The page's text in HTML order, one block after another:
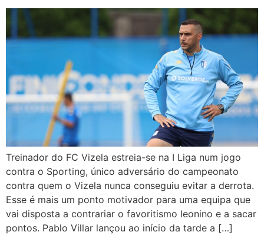
Treinador do FC Vizela estreia-se na I Liga num jogo
contra o Sporting, único adversário do campeonato
contra quem o Vizela nunca conseguiu evitar a derrota.
Esse é mais um ponto motivador para uma equipa que
vai disposta a contrariar o favoritismo leonino e a sacar
pontos. Pablo Villar lançou ao início da tarde a […]